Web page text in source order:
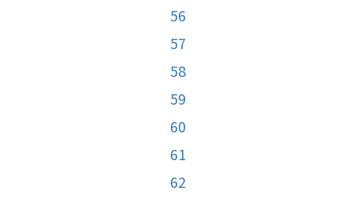
56
57
58
59
60
61
62